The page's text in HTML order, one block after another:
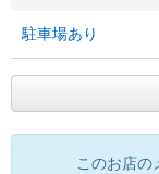
駐車場あり
このお店の